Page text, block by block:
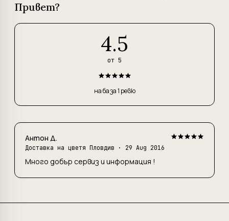
Привет?
4.5
от 5
на база 1 ревю
Антон Д.
Доставка на цветя Пловдив · 29 Aug 2016
Много добър сервиз и информация !